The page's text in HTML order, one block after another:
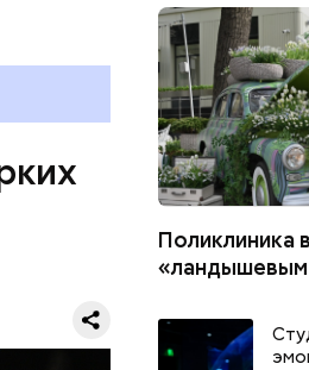
для
служит
разных
Поликлиника